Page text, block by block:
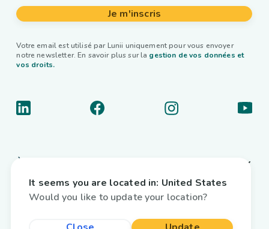
Je m'inscris
Votre email est utilisé par Lunii uniquement pour vous envoyer
notre newsletter. En savoir plus sur la gestion de vos données et
vos droits.
Liens utiles
It seems you are located in: United States
Would you like to update your location?